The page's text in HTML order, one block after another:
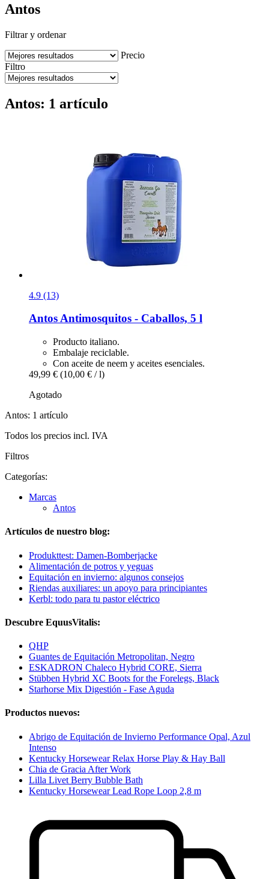
Antos
Filtrar y ordenar
Precio
Filtro
Antos: 1 artículo
4.9 (13)
AntosAntimosquitos -​ Caballos, 5 l
Producto italiano.
Embalaje reciclable.
Con aceite de neem y aceites esenciales.
49,99 € (10,00 € / l)
Agotado
Antos: 1 artículo
Todos los precios incl. IVA
Filtros
Categorías:
Marcas
Antos
Artículos de nuestro blog:
Produkttest: Damen-Bomberjacke
Alimentación de potros y yeguas
Equitación en invierno: algunos consejos
Riendas auxiliares: un apoyo para principiantes
Kerbl: todo para tu pastor eléctrico
Descubre EquusVitalis:
QHP
Guantes de Equitación Metropolitan, Negro
ESKADRON Chaleco Hybrid CORE, Sierra
Stübben Hybrid XC Boots for the Forelegs, Black
Starhorse Mix Digestión - Fase Aguda
Productos nuevos:
Abrigo de Equitación de Invierno Performance Opal, Azul
Intenso
Kentucky Horsewear Relax Horse Play & Hay Ball
Chia de Gracia After Work
Lilla Livet Berry Bubble Bath
Kentucky Horsewear Lead Rope Loop 2,8 m